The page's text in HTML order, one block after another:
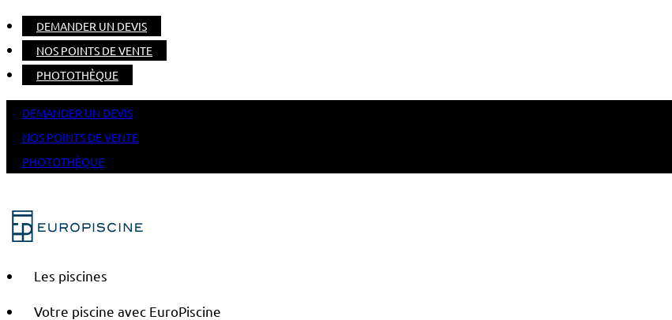
DEMANDER UN DEVIS
NOS POINTS DE VENTE
PHOTOTHÈQUE
DEMANDER UN DEVIS
NOS POINTS DE VENTE
PHOTOTHÈQUE
Les piscines
Votre piscine avec EuroPiscine